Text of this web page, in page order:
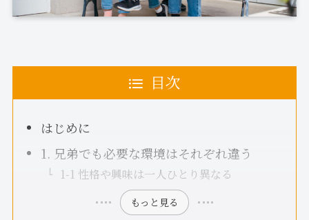
目次
はじめに
1. 兄弟でも必要な環境はそれぞれ違う
1-1 性格や興味は一人ひとり異なる
もっと見る